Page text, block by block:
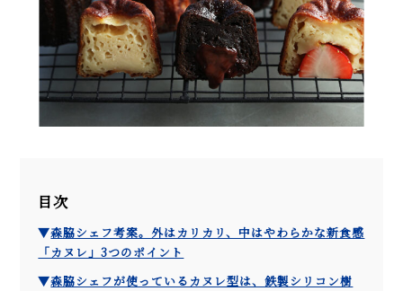
目次
▼森脇シェフ考案。外はカリカリ、中はやわらかな新食感
「カヌレ」3つのポイント
▼森脇シェフが使っているカヌレ型は、鉄製シリコン樹